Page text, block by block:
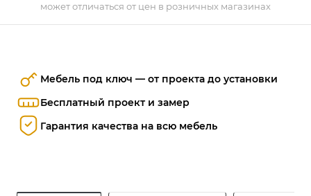
Мебель под ключ — от проекта до установки
Бесплатный проект и замер
Гарантия качества на всю мебель
может отличаться от цен в розничных магазинах